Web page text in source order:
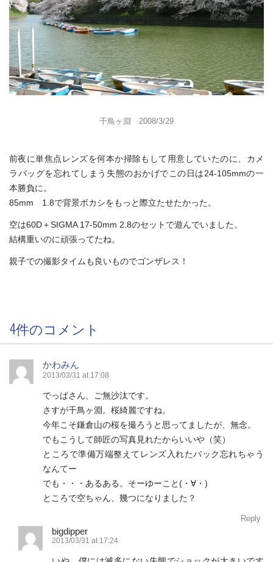
千鳥ヶ淵 2008/3/29
前夜に単焦点レンズを何本か掃除もして用意していたのに、カメ
ラバッグを忘れてしまう失態のおかげでこの日は24-105mmの一
本勝負に。
85mm 1.8で背景ボカシをもっと際立たせたかった。
空は60D＋SIGMA 17-50mm 2.8のセットで遊んでいました。
結構重いのに頑張ってたね。
親子での撮影タイムも良いものでゴンザレス！
4件のコメント
かわみん
2013/03/31 at 17:08
でっぱさん、ご無沙汰です。
さすが千鳥ヶ淵。桜綺麗ですね。
今年こそ鎌倉山の桜を撮ろうと思ってましたが、無念。
でもこうして師匠の写真見れたからいいや（笑）
ところで準備万端整えてレンズ入れたバック忘れちゃう
なんてー
でも・・・あるある。そーゆーこと(・∀・)
ところで空ちゃん、幾つになりました？
Reply
bigdipper
2013/03/31 at 17:24